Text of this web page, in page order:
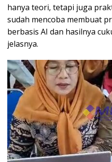
hanya teori, tetapi juga
sudah mencoba membuat
berbasis AI dan hasilnya
jelasnya.